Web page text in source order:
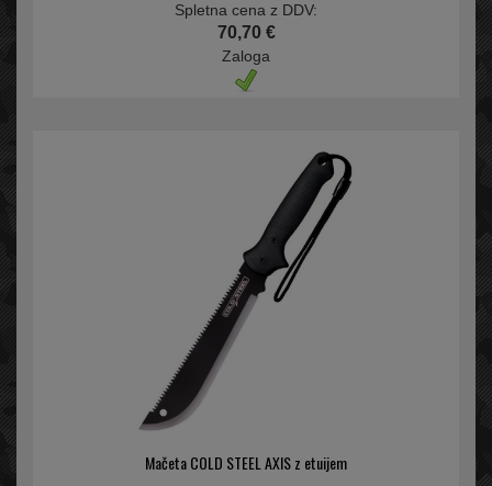
Spletna cena z DDV:
70,70 €
Zaloga
Mačeta COLD STEEL AXIS z etuijem